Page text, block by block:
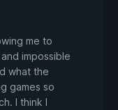
me to
impossible
what the
games so
I think I